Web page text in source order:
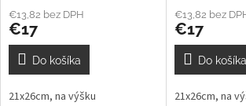
€13,82 bez DPH
€17
Do košíka
21x26cm, na výšku
€13,82 bez
€17
Do košíka
21x26cm, na